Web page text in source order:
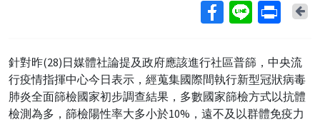
針對昨(28)日媒體社論提及政府應該進行社區普篩，中央流
行疫情指揮中心今日表示，經蒐集國際間執行新型冠狀病毒
肺炎全面篩檢國家初步調查結果，多數國家篩檢方式以抗體
檢測為多，篩檢陽性率大多小於10%，遠不及以群體免疫力